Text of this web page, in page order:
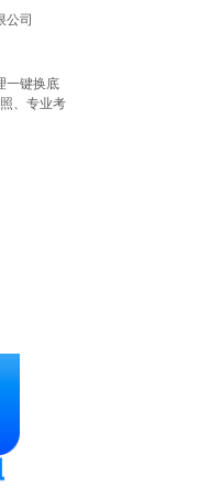
公司
一键换底
、专业考